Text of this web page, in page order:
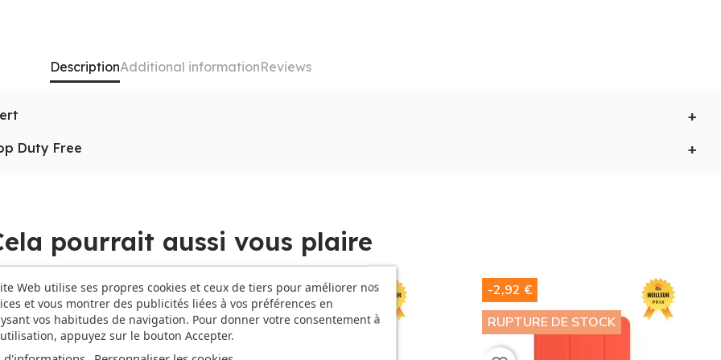
DescriptionAdditional informationReviews
grâce à son design ergonomique et sa facilité d'utilisation. Elle est très légère et n'ajoute pas de poids
De plus, elle donne accès à toutes les fonctionnalités de l'appareil sans avoir à la retirer.
Duty Free
iPad Air 11 Vert
votre iPad Air 11, ne cherchez pas plus loin. Notre Coque folio iPad Air 11 Vertest non seulement élégante et
pourrait aussi vous plaire
DE STOCK RUPTURE DE STOCK
-2,92 €
RUPTURE DE STOCK
Web utilise ses propres cookies et ceux de tiers pour améliorer nos
et vous montrer des publicités liées à vos préférences en
vos habitudes de navigation. Pour donner votre consentement à
appuyez sur le bouton Accepter.